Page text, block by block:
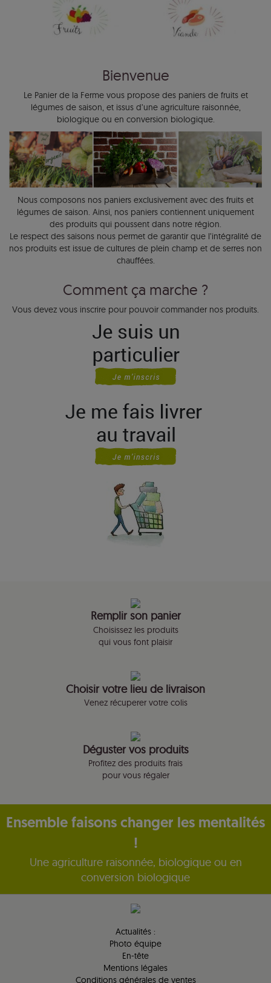
Bienvenue
Le Panier de la Ferme vous propose des paniers de fruits et
légumes de saison, et issus d’une agriculture raisonnée,
biologique ou en conversion biologique.
Nous composons nos paniers exclusivement avec des fruits et
légumes de saison. Ainsi, nos paniers contiennent uniquement
des produits qui poussent dans notre région.
Le respect des saisons nous permet de garantir que l’intégralité de
nos produits est issue de cultures de plein champ et de serres non
chauffées.
Comment ça marche ?
Vous devez vous inscrire pour pouvoir commander nos produits.
Remplir son panier
Choisissez les produits
qui vous font plaisir
Choisir votre lieu de livraison
Venez récuperer votre colis
Déguster vos produits
Profitez des produits frais
pour vous régaler
Ensemble faisons changer les mentalités
!
Une agriculture raisonnée, biologique ou en
conversion biologique
Actualités :
Photo équipe
En-tête
Mentions légales
Conditions générales de ventes